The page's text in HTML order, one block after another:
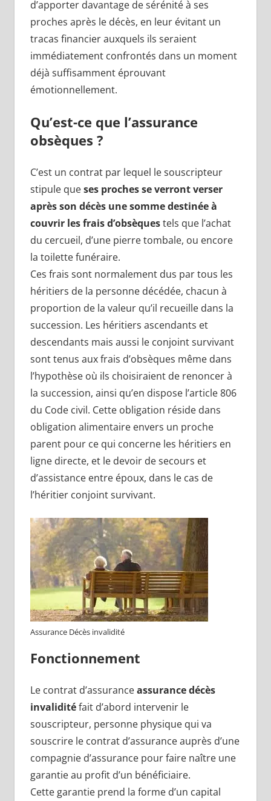
d’apporter davantage de sérénité à ses
proches après le décès, en leur évitant un
tracas financier auxquels ils seraient
immédiatement confrontés dans un moment
déjà suffisamment éprouvant
émotionnellement.
Qu’est-ce que l’assurance
obsèques ?
C’est un contrat par lequel le souscripteur
stipule queses proches se verront verser
après son décès une somme destinée à
couvrir les frais d’obsèquestels que l’achat
du cercueil, d’une pierre tombale, ou encore
la toilette funéraire.
Ces frais sont normalement dus par tous les
héritiers de la personne décédée, chacun à
proportion de la valeur qu’il recueille dans la
succession. Les héritiers ascendants et
descendants mais aussi le conjoint survivant
sont tenus aux frais d’obsèques même dans
l’hypothèse où ils choisiraient de renoncer à
la succession, ainsi qu’en dispose l’article 806
du Code civil. Cette obligation réside dans
obligation alimentaire envers un proche
parent pour ce qui concerne les héritiers en
ligne directe, et le devoir de secours et
d’assistance entre époux, dans le cas de
l’héritier conjoint survivant.
Assurance Décès invalidité
Fonctionnement
Le contrat d’assuranceassurance décès
invaliditéfait d’abord intervenir le
souscripteur, personne physique qui va
souscrire le contrat d’assurance auprès d’une
compagnie d’assurance pour faire naître une
garantie au profit d’un bénéficiaire.
Cette garantie prend la forme d’un capital